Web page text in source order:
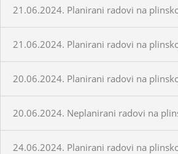
21.06.2024. Planirani radovi na
21.06.2024. Planirani radovi na
20.06.2024. Planirani radovi na
20.06.2024. Neplanirani radovi na
24.06.2024. Planirani radovi na